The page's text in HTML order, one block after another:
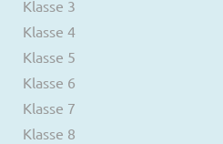
Klasse 3
Klasse 4
Klasse 5
Klasse 6
Klasse 7
Klasse 8